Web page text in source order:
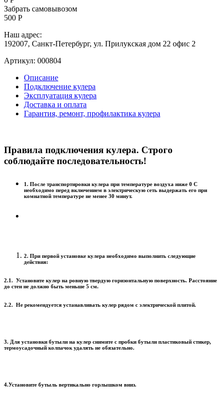
Забрать самовывозом
500 Р
Наш адрес:
192007, Санкт-Петербург, ул. Прилукская дом 22 офис 2
Артикул: 000804
Описание
Подключение кулера
Эксплуатация кулера
Доставка и оплата
Гарантия, ремонт, профилактика кулера
Правила подключения кулера. Строго
соблюдайте последовательность!
1. После транспортировки кулера при температуре воздуха ниже 0 С
необходимо перед включением в электрическую сеть выдержать его при
комнатной температуре не менее 30 минут.
2. При первой установке кулера необходимо выполнить следующие
действия:
2.1. Установите кулер на ровную твердую горизонтальную поверхность. Расстояние
до стен не должно быть меньше 5 см.
2.2. Не рекомендуется устанавливать кулер рядом с электрической плитой.
3. Для установки бутыли на кулер снимите с пробки бутыли пластиковый стикер,
термоусадочный колпачок удалять не обязательно.
4.Установите бутыль вертикально горлышком вниз.